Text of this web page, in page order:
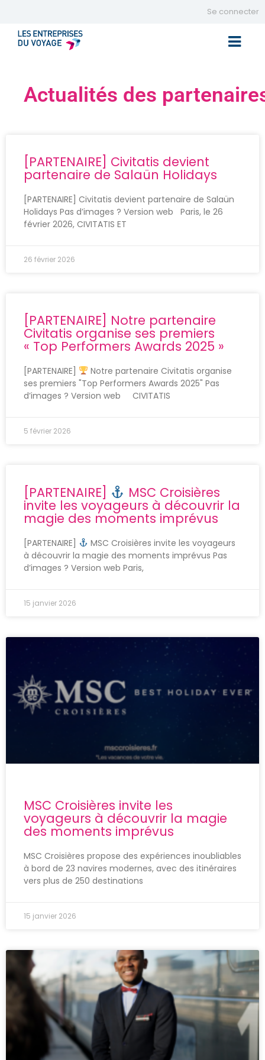
Se connecter
Actualités des
[PARTENAIRE] Civitatis devient
partenaire de Salaün Holidays
[PARTENAIRE] Civitatis devient partenaire de Salaün
Holidays Pas d’images ? Version web Paris, le 26
février 2026, CIVITATIS ET
26 février 2026
[PARTENAIRE] Notre partenaire
Civitatis organise ses premiers
« Top Performers Awards 2025 »
[PARTENAIRE]
Notre partenaire Civitatis organise
ses premiers "Top Performers Awards 2025" Pas
d’images ? Version web CIVITATIS
5 février 2026
[PARTENAIRE] MSC Croisières
invite les voyageurs à découvrir la
magie des moments imprévus
[PARTENAIRE]
MSC Croisières invite les voyageurs
à découvrir la magie des moments imprévus Pas
d’images ? Version web Paris,
15 janvier 2026
MSC Croisières invite les
voyageurs à découvrir la magie
des moments imprévus
MSC Croisières propose des expériences inoubliables
à bord de 23 navires modernes, avec des itinéraires
vers plus de 250 destinations
15 janvier 2026